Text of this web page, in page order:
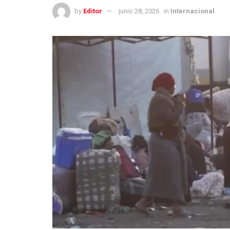
by Editor junio 28, 2026 in Internacional